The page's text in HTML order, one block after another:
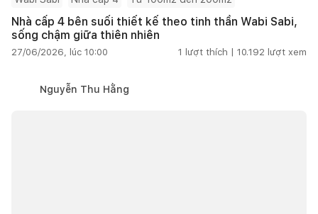
Nhà cấp 4 bên suối thiết kế theo tinh thần Wabi Sabi,
sống chậm giữa thiên nhiên
27/06/2026, lúc 10:00 1 lượt thích | 10.192 lượt xem
Nguyễn Thu Hằng